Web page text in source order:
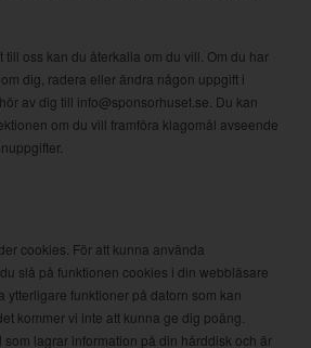
till oss kan du återkalla om du vill. Om du har
dig, radera eller ändra någon uppgift i
av dig till info@sponsorhuset.se. Du kan
om du vill framföra klagomål avseende
cookies. För att kunna använda
slå på funktionen cookies i din webbläsare
ytterligare funktioner på datorn som kan
kommer vi inte att kunna ge dig poäng.
som lagrar information på din hårddisk och är